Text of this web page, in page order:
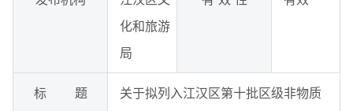
化和旅游
局
标 题
关于拟列入江汉区第十批区级非物质